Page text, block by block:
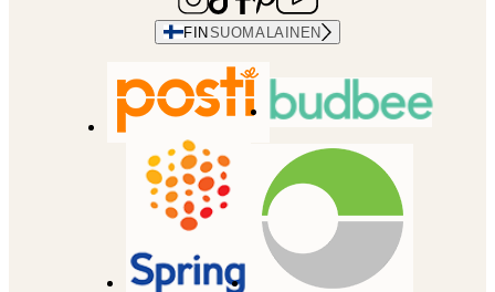
FINSUOMALAINEN